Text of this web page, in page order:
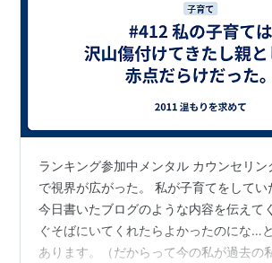
ランキング参加中メンタル カウンセリン
で視界が広がった。 私が子育てをして
今日書いたブログのような内容を伝えて
ぐそばにいてくれたらよかったのにな…
あります。（だからって今の私が過去の